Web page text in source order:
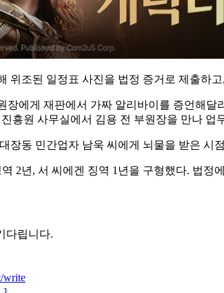
위조된 일정표 사진을 법정 증거로 제출하
장에게 재판에서 가짜 알리바이를 증언해
흥원 사무실에서 김용 전 부원장을 만나 업
장동 민간업자 남욱 씨에게 뇌물을 받은
2년, 서 씨에겐 징역 1년을 구형했다. 법
다립니다.
write